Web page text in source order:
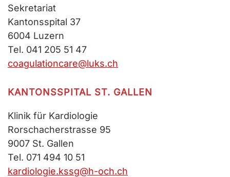
Sekretariat
Kantonsspital 37
6004 Luzern
Tel. 041 205 51 47
coagulationcare@luks.ch
KANTONSSPITAL ST. GALLEN
Klinik für Kardiologie
Rorschacherstrasse 95
9007 St. Gallen
Tel. 071 494 10 51
kardiologie.kssg@h-och.ch